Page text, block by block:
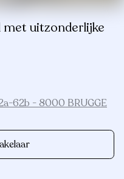
met uitzonderlijke
62b - 8000 BRUGGE